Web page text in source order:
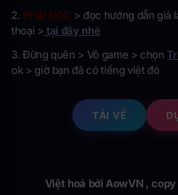
2. PHẢI ĐỌC > đọc hướng dẫn giả
thoại > tại đây nhé
3. Đừng quên > Vô game > chọn
ok > giờ bạn đã có tiếng việt đó
TẢI VỀ
Việt hoá bởi AowVN ,